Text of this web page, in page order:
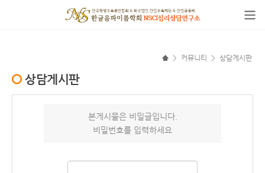
> 커뮤니티 > 상담게시판
상담게시판
본게시물은 비밀글입니다.
비밀번호를 입력하세요